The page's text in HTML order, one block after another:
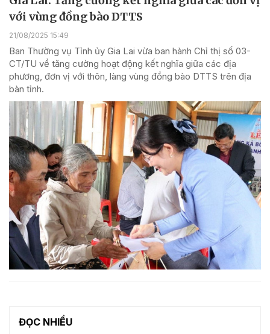
với vùng đồng bào DTTS
21/08/2025 15:49
Ban Thường vụ Tỉnh ủy Gia Lai vừa ban hành Chỉ thị số 03-
CT/TU về tăng cường hoạt động kết nghĩa giữa các địa
phương, đơn vị với thôn, làng vùng đồng bào DTTS trên địa
bàn tỉnh.
ĐỌC NHIỀU